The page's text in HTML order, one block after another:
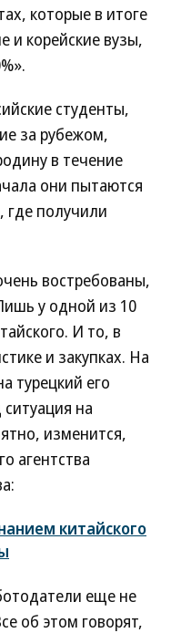
которые в итоге
и корейские вузы,
студенты,
за рубежом,
в течение
они пытаются
где получили
востребованы,
у одной из 10
И то, в
и закупках. На
турецкий его
на
изменится,
агентства
китайского
еще не
об этом говорят,